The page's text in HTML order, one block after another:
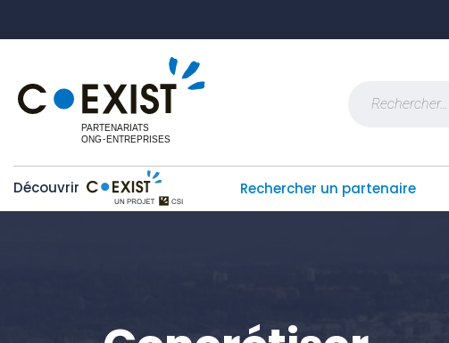
Découvrir Rechercher un partenaire